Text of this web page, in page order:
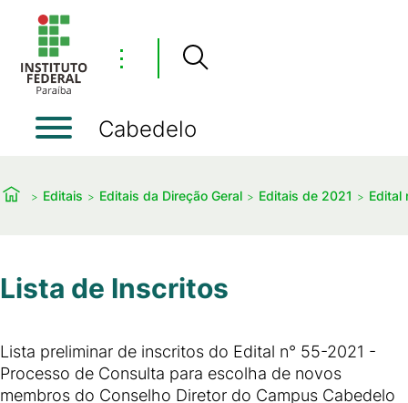
⋮
Cabedelo
Editais Editais da Direção Geral Editais de 2021 Edital
Lista de Inscritos
Lista preliminar de inscritos do Edital n° 55-2021 -
Processo de Consulta para escolha de novos
membros do Conselho Diretor do Campus Cabedelo